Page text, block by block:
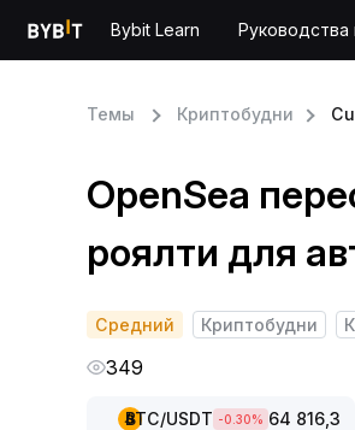
Bybit Learn
Темы Криптобудни
OpenSea
роялти для
Средний Криптобудни
349
BTC/USDT -0.30% 64 816,3